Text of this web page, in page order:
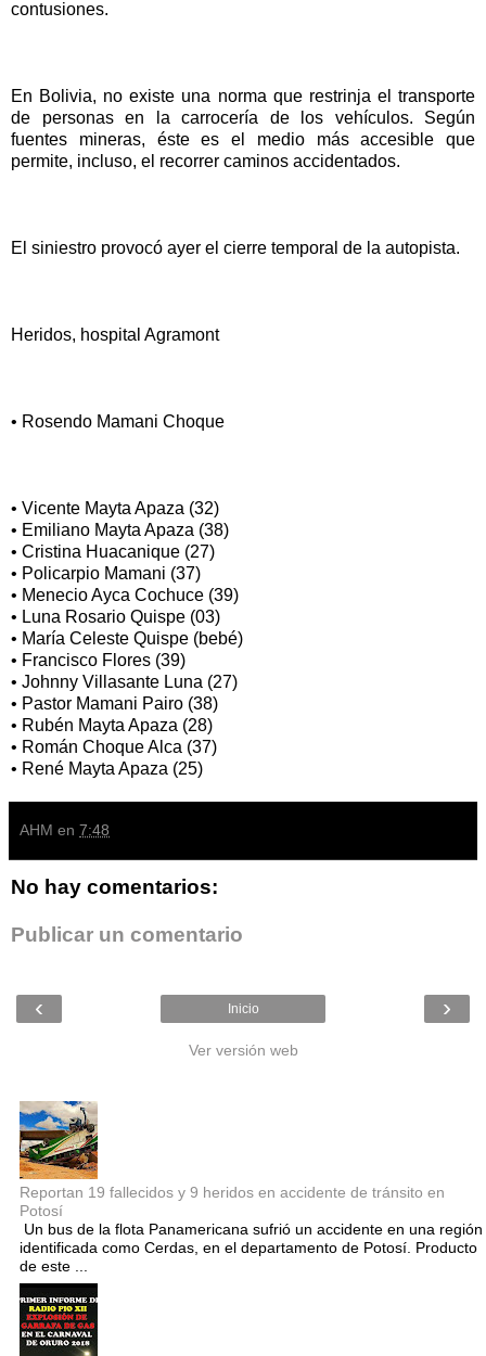
contusiones.
En Bolivia, no existe una norma que restrinja el transporte
de personas en la carrocería de los vehículos. Según
fuentes mineras, éste es el medio más accesible que
permite, incluso, el recorrer caminos accidentados.
El siniestro provocó ayer el cierre temporal de la autopista.
Heridos, hospital Agramont
• Rosendo Mamani Choque
• Vicente Mayta Apaza (32)
• Emiliano Mayta Apaza (38)
• Cristina Huacanique (27)
• Policarpio Mamani (37)
• Menecio Ayca Cochuce (39)
• Luna Rosario Quispe (03)
• María Celeste Quispe (bebé)
• Francisco Flores (39)
• Johnny Villasante Luna (27)
• Pastor Mamani Pairo (38)
• Rubén Mayta Apaza (28)
• Román Choque Alca (37)
• René Mayta Apaza (25)
AHM en 7:48
No hay comentarios:
Publicar un comentario
‹ ›
Inicio
Ver versión web
Reportan 19 fallecidos y 9 heridos en accidente de tránsito en
Potosí
Un bus de la flota Panamericana sufrió un accidente en una región
identificada como Cerdas, en el departamento de Potosí. Producto
de este ...